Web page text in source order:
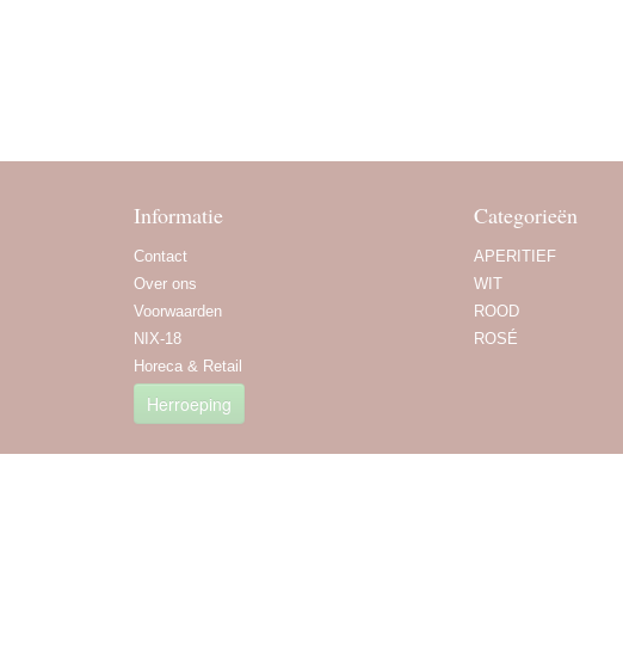
Informatie
Contact
Over ons
Voorwaarden
NIX-18
Horeca & Retail
Herroeping
Categorieën
APERITIEF
WIT
ROOD
ROSÉ